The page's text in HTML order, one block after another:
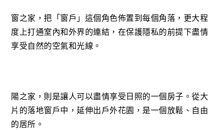
窗之家，把「窗戶」這個角色佈置到每個角落，更大程
度上打通室內和外界的連結，在保護隱私的前提下盡情
享受自然的空氣和光線。
陽之家，則是讓人可以盡情享受日照的一個房子。從大
片的落地窗戶中，延伸出戶外花園，是一個放鬆、自由
的居所。